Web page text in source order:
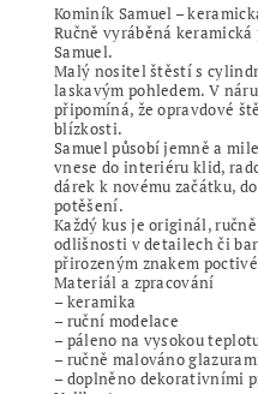
Kominík Samuel –
Ručně vyráběná
Samuel.
Malý nositel štěstí s
laskavým pohledem. V
připomíná, že opravdové
blízkosti.
Samuel působí jemně a
vnese do interiéru klid,
dárek k novému začátku,
potěšení.
Každý kus je originál,
odlišnosti v detailech či
přirozeným znakem
Materiál a zpracování
– keramika
– ruční modelace
– páleno na vysokou
– ručně malováno
– doplněno dekorativními